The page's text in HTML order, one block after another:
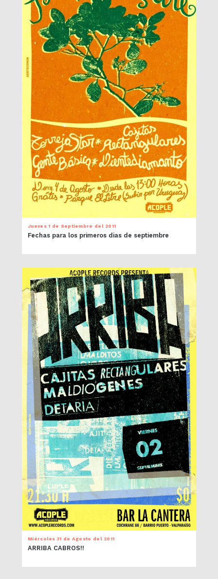
Jueves 1 de Septiembre del 2011
Fechas para los primeros dias de septiembre
Miércoles 31 de Agosto del 2011
ARRIBA CABROS!!